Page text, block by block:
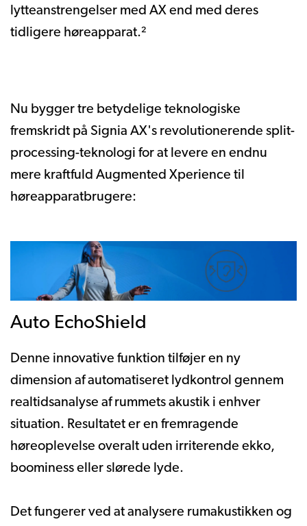
lytteanstrengelser med AX end med deres
tidligere høreapparat.²
Nu bygger tre betydelige teknologiske
fremskridt på Signia AX's revolutionerende split-
processing-teknologi for at levere en endnu
mere kraftfuld Augmented Xperience til
høreapparatbrugere:
Auto EchoShield
Denne innovative funktion tilføjer en ny
dimension af automatiseret lydkontrol gennem
realtidsanalyse af rummets akustik i enhver
situation. Resultatet er en fremragende
høreoplevelse overalt uden irriterende ekko,
boominess eller slørede lyde.
Det fungerer ved at analysere rumakustikken og